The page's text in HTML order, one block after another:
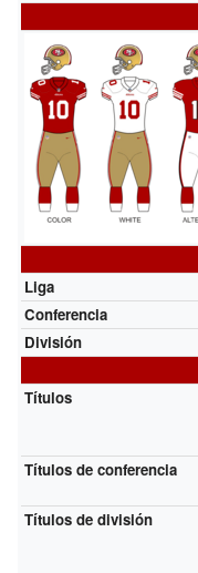
Liga
Conferencia
División
Títulos
Títulos de conferencia
Títulos de división